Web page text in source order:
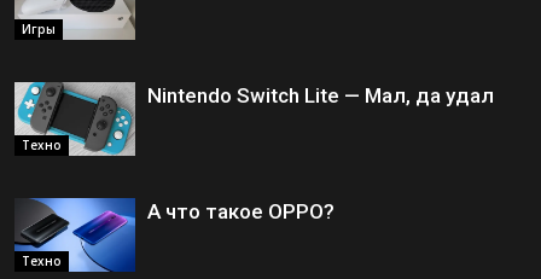
Игры
Техно
Nintendo Switch Lite — Мал, да удал
Техно
А что такое OPPO?